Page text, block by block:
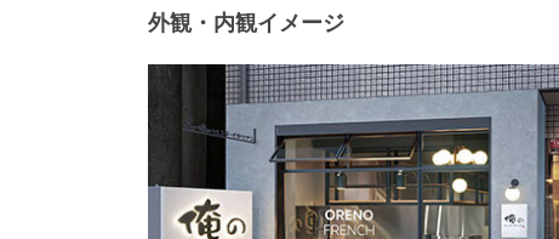
外観・内観イメージ